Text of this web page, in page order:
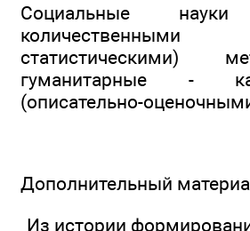
Социальные науки
количественными
статистическими)
гуманитарные -
(описательно-
Дополнительный
Из истории